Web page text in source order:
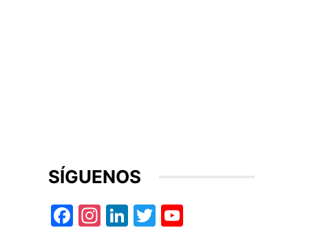
SÍGUENOS
Facebook
Instagram
LinkedIn
Twitter